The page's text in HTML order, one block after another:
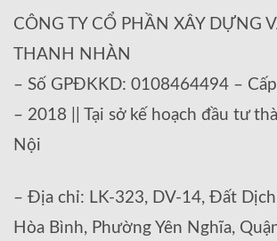
CÔNG TY CỔ PHẦN XÂY DỰNG
THANH NHÀN
– Số GPĐKKD: 0108464494 –
– 2018 || Tại sở kế hoạch đầu tư
Nội
– Địa chỉ: LK-323, DV-14, Đất
Hòa Bình, Phường Yên Nghĩa,